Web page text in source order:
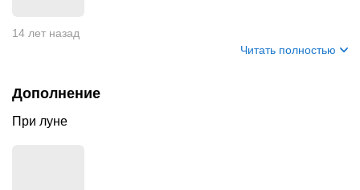
14 лет назад
Читать полностью
Дополнение
При луне